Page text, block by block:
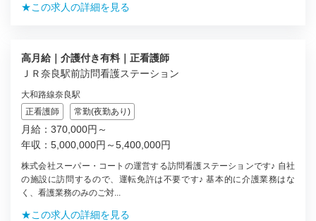
★この求人の詳細を見る
高月給｜介護付き有料｜正看護師
ＪＲ奈良駅前訪問看護ステーション
大和路線奈良駅
正看護師
常勤(夜勤あり)
月給：370,000円～
年収：5,000,000円～5,400,000円
株式会社スーパー・コートの運営する訪問看護ステーションです♪ 自社
の施設に訪問するので、運転免許は不要です♪ 基本的に介護業務はな
く、看護業務のみのご対...
★この求人の詳細を見る